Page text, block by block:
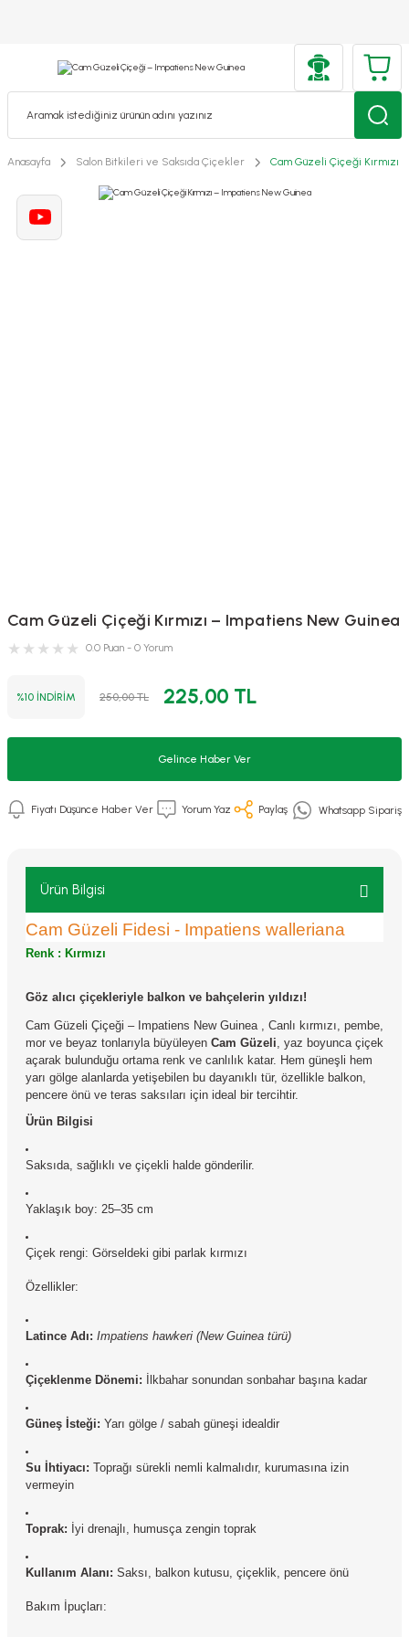
Anasayfa Salon Bitkileri ve Saksıda Çiçekler Cam Güzeli Çiçeği Kırmızı
Cam Güzeli Çiçeği Kırmızı – Impatiens New Guinea
0.0 Puan - 0 Yorum
%10 İNDİRİM 250,00 TL 225,00 TL
Gelince Haber Ver
Fiyatı Düşünce Haber Ver Yorum Yaz Paylaş Whatsapp Sipariş
Ürün Bilgisi
Cam Güzeli Fidesi - Impatiens walleriana
Renk : Kırmızı
Göz alıcı çiçekleriyle balkon ve bahçelerin yıldızı!
Cam Güzeli Çiçeği – Impatiens New Guinea , Canlı kırmızı, pembe,
mor ve beyaz tonlarıyla büyüleyen Cam Güzeli, yaz boyunca çiçek
açarak bulunduğu ortama renk ve canlılık katar. Hem güneşli hem
yarı gölge alanlarda yetişebilen bu dayanıklı tür, özellikle balkon,
pencere önü ve teras saksıları için ideal bir tercihtir.
Ürün Bilgisi
Saksıda, sağlıklı ve çiçekli halde gönderilir.
Yaklaşık boy: 25–35 cm
Çiçek rengi: Görseldeki gibi parlak kırmızı
Özellikler:
Latince Adı: Impatiens hawkeri (New Guinea türü)
Çiçeklenme Dönemi: İlkbahar sonundan sonbahar başına kadar
Güneş İsteği: Yarı gölge / sabah güneşi idealdir
Su İhtiyacı: Toprağı sürekli nemli kalmalıdır, kurumasına izin
vermeyin
Toprak: İyi drenajlı, humusça zengin toprak
Kullanım Alanı: Saksı, balkon kutusu, çiçeklik, pencere önü
Bakım İpuçları: